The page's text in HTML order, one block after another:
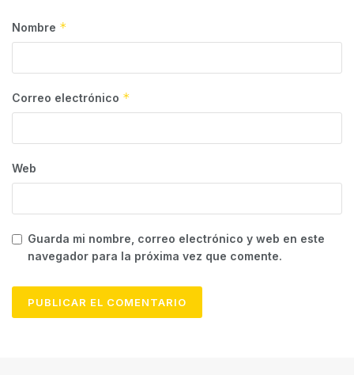
Nombre *
Correo electrónico *
Web
Guarda mi nombre, correo electrónico y web en este
navegador para la próxima vez que comente.